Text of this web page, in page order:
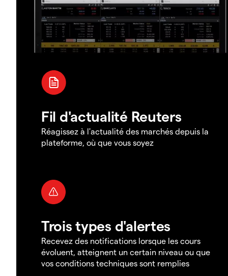
Fil d'actualité Reuters
Réagissez à l'actualité des marchés depuis la
plateforme, où que vous soyez
Trois types d'alertes
Recevez des notifications lorsque les cours
évoluent, atteignent un certain niveau ou que
vos conditions techniques sont remplies